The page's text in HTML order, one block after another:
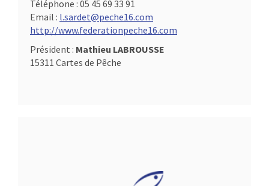
Téléphone : 05 45 69 33 91
Email : l.sardet@peche16.com
http://www.federationpeche16.com
Président : Mathieu LABROUSSE
15311 Cartes de Pêche